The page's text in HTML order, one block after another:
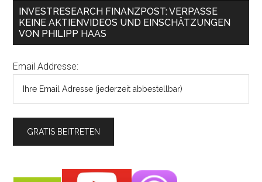
INVESTRESEARCH FINANZPOST: VERPASSE
KEINE AKTIENVIDEOS UND EINSCHÄTZUNGEN
VON PHILIPP HAAS
Email Addresse: